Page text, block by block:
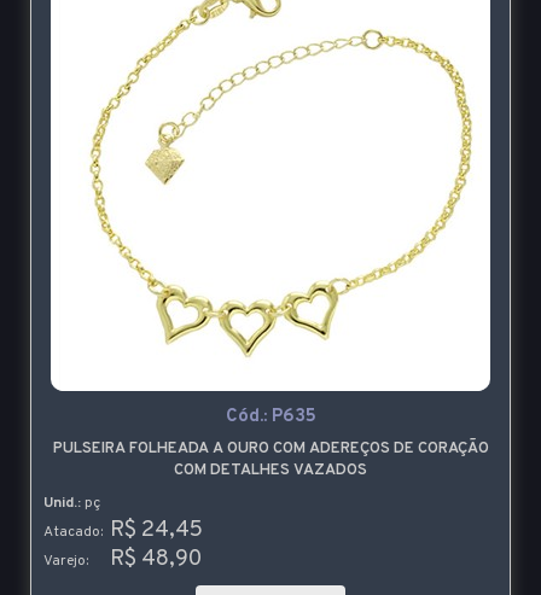
Cód.: P635
PULSEIRA FOLHEADA A OURO COM ADEREÇOS DE CORAÇÃO
COM DETALHES VAZADOS
Unid.: pç
Atacado: R$ 24,45
Varejo: R$ 48,90